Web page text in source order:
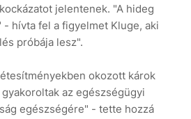
jelentenek. "A hideg
hívta fel a figyelmet Kluge, aki
próbája lesz".
okozott károk
az egészségügyi
egészségére" - tette hozzá